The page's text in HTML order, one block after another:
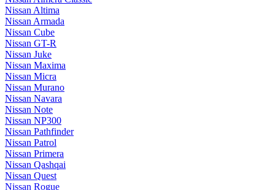
Nissan Altima
Nissan Armada
Nissan Cube
Nissan GT-R
Nissan Juke
Nissan Maxima
Nissan Micra
Nissan Murano
Nissan Navara
Nissan Note
Nissan NP300
Nissan Pathfinder
Nissan Patrol
Nissan Primera
Nissan Qashqai
Nissan Quest
Nissan Rogue